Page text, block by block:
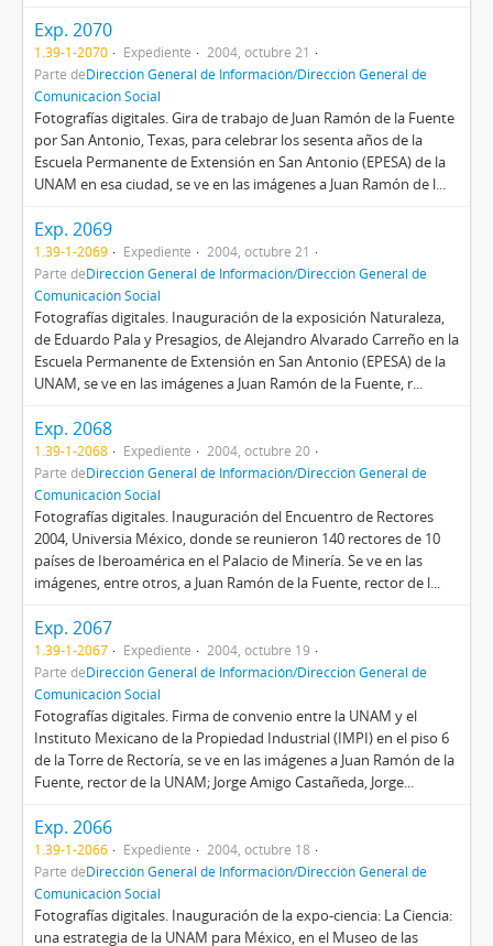
Exp. 2070
1.39-1-2070 Expediente
2004, octubre 21
Parte deDirección General de Información/Dirección General de
Comunicación Social
Fotografías digitales. Gira de trabajo de Juan Ramón de la Fuente
por San Antonio, Texas, para celebrar los sesenta años de la
Escuela Permanente de Extensión en San Antonio (EPESA) de la
UNAM en esa ciudad, se ve en las imágenes a Juan Ramón de l...
Exp. 2069
1.39-1-2069 Expediente
2004, octubre 21
Parte deDirección General de Información/Dirección General de
Comunicación Social
Fotografías digitales. Inauguración de la exposición Naturaleza,
de Eduardo Pala y Presagios, de Alejandro Alvarado Carreño en la
Escuela Permanente de Extensión en San Antonio (EPESA) de la
UNAM, se ve en las imágenes a Juan Ramón de la Fuente, r...
Exp. 2068
1.39-1-2068 Expediente
2004, octubre 20
Parte deDirección General de Información/Dirección General de
Comunicación Social
Fotografías digitales. Inauguración del Encuentro de Rectores
2004, Universia México, donde se reunieron 140 rectores de 10
países de Iberoamérica en el Palacio de Minería. Se ve en las
imágenes, entre otros, a Juan Ramón de la Fuente, rector de l...
Exp. 2067
1.39-1-2067 Expediente
2004, octubre 19
Parte deDirección General de Información/Dirección General de
Comunicación Social
Fotografías digitales. Firma de convenio entre la UNAM y el
Instituto Mexicano de la Propiedad Industrial (IMPI) en el piso 6
de la Torre de Rectoría, se ve en las imágenes a Juan Ramón de la
Fuente, rector de la UNAM; Jorge Amigo Castañeda, Jorge...
Exp. 2066
1.39-1-2066 Expediente
2004, octubre 18
Parte deDirección General de Información/Dirección General de
Comunicación Social
Fotografías digitales. Inauguración de la expo-ciencia: La Ciencia:
una estrategia de la UNAM para México, en el Museo de las